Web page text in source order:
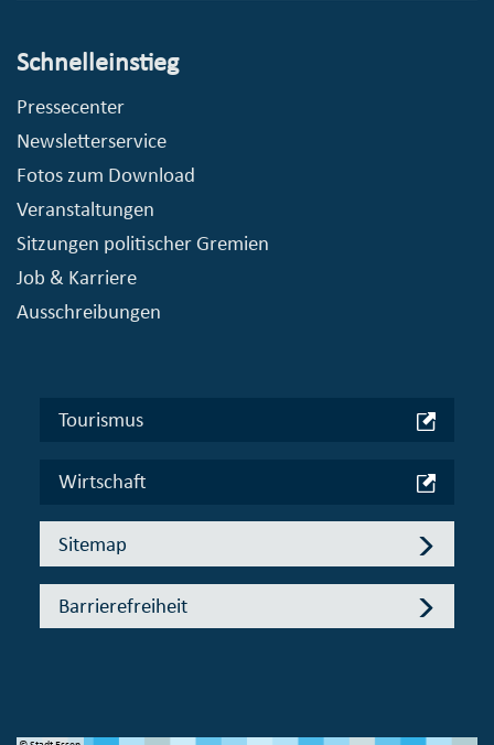
Schnelleinstieg
Pressecenter
Newsletterservice
Fotos zum Download
Veranstaltungen
Sitzungen politischer Gremien
Job & Karriere
Ausschreibungen
Tourismus
Wirtschaft
Sitemap
Barrierefreiheit